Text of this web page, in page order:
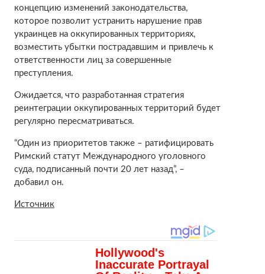
концепцию изменений законодательства,
которое позволит устранить нарушение прав
украинцев на оккупированных территориях,
возместить убытки пострадавшим и привлечь к
ответственности лиц за совершенные
преступления.
Ожидается, что разработанная стратегия
реинтеграции оккупированных территорий будет
регулярно пересматриваться.
“Один из приоритетов также – ратифицировать
Римский статут Международного уголовного
суда, подписанный почти 20 лет назад”, –
добавил он.
Источник